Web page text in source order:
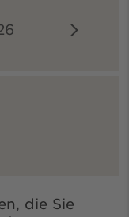
die Sie